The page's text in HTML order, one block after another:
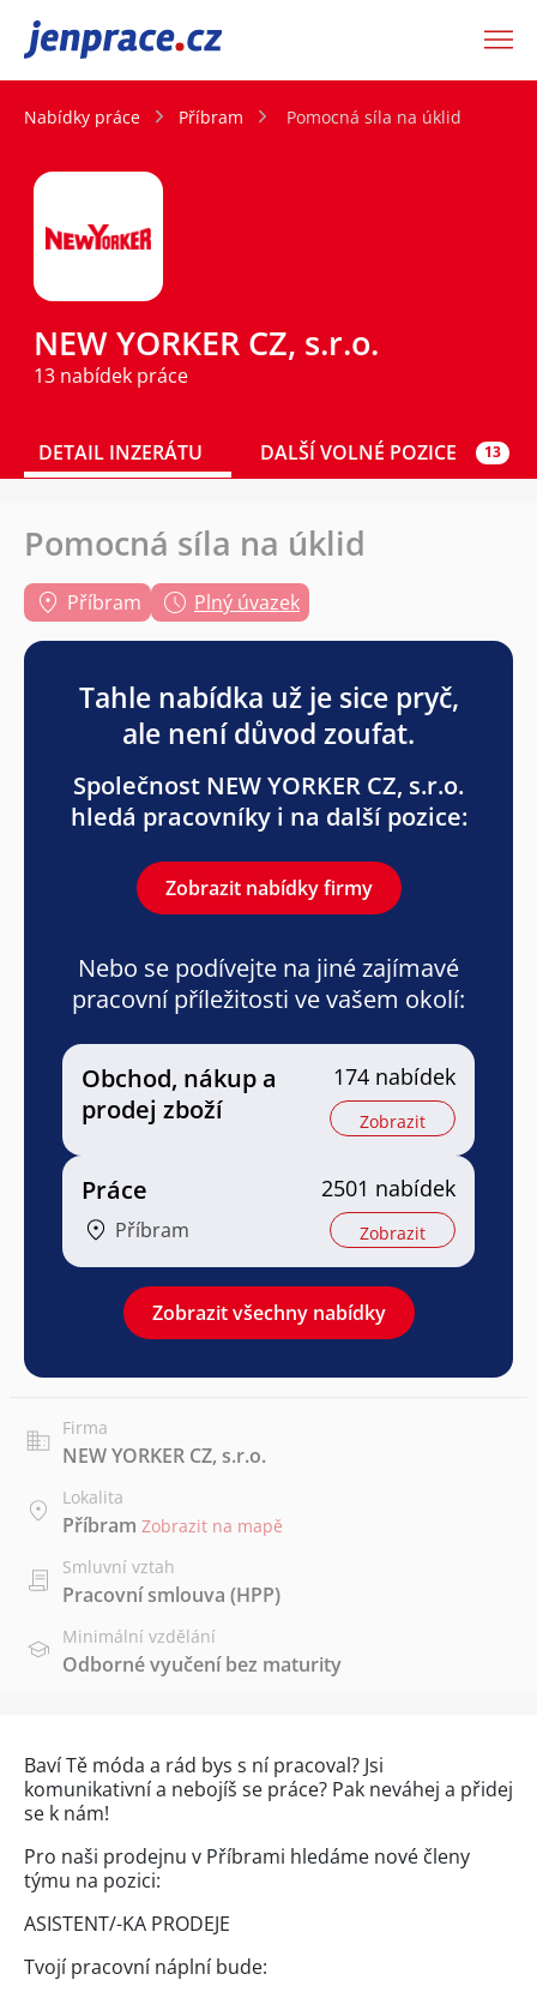
JenPráce.cz
Nabídky práce Příbram Pomocná síla na úklid
NEW YORKER CZ, s.r.o.
13 nabídek práce
DETAIL INZERÁTU DALŠÍ VOLNÉ POZICE 13
Pomocná síla na úklid
Příbram Plný úvazek
Tahle nabídka už je sice pryč,
ale není důvod zoufat.
Společnost NEW YORKER CZ, s.r.o.
hledá pracovníky i na další pozice:
Zobrazit nabídky firmy
Nebo se podívejte na jiné zajímavé
pracovní příležitosti ve vašem okolí:
Obchod, nákup a
prodej zboží
174 nabídek
Zobrazit
Práce
Příbram
2501 nabídek
Zobrazit
Zobrazit všechny nabídky
Firma
NEW YORKER CZ, s.r.o.
Lokalita
Příbram Zobrazit na mapě
Smluvní vztah
Pracovní smlouva (HPP)
Minimální vzdělání
Odborné vyučení bez maturity
Baví Tě móda a rád bys s ní pracoval? Jsi
komunikativní a nebojíš se práce? Pak neváhej a přidej
se k nám!
Pro naši prodejnu v Příbrami hledáme nové členy
týmu na pozici:
ASISTENT/-KA PRODEJE
Tvojí pracovní náplní bude: